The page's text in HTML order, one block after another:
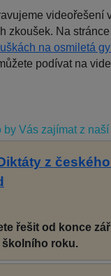
videořešení
zkoušek. Na
na osmiletá
podívat na
by Vás zajímat z
z
řešit od konce
školního roku.